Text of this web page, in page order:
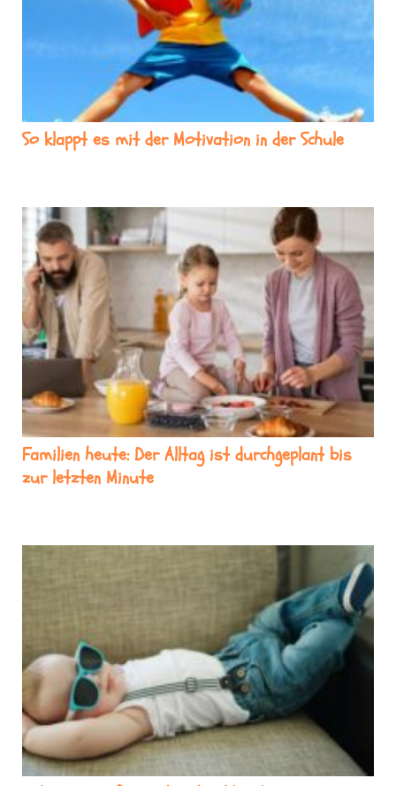
So klappt es mit der Motivation in der Schule
Familien heute: Der Alltag ist durchgeplant bis
zur letzten Minute